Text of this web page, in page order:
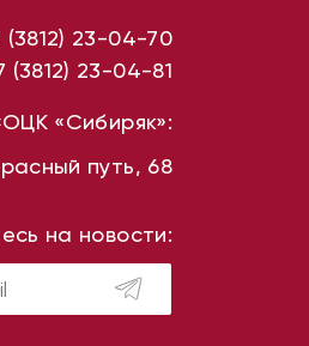
(3812) 23-04-70
(3812) 23-04-81
«Сибиряк»:
путь, 68
на новости: